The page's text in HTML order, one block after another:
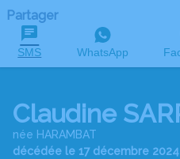
Partager
SMS WhatsApp
Claudine
née HARAMBAT
décédée le 17 décembre